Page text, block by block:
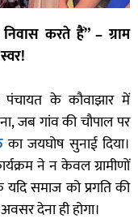
करते हैं” – ग्राम
पंचायत के कौवाझार में
जब गांव की चौपाल पर
का जयघोष सुनाई दिया।
ने न केवल ग्रामीणों
समाज को प्रगति की
देना ही होगा।